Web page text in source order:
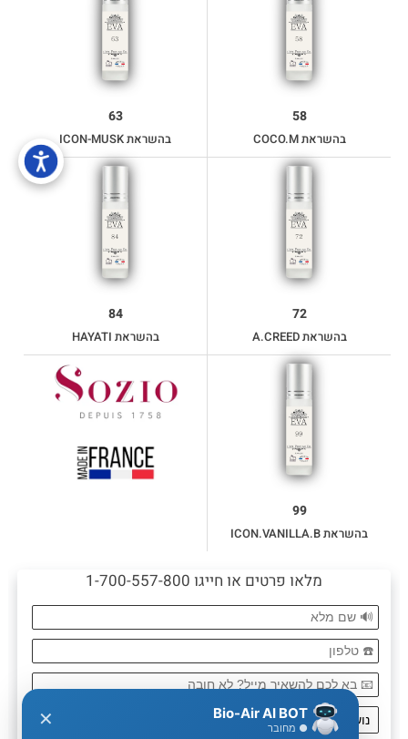
58
בהשראת COCO.M
63
בהשראת ICON-MUSK
72
בהשראת A.CREED
84
בהשראת HAYATI
99
בהשראת ICON.VANILLA.B
מלאו פרטים או חייגו 1-700-557-800
Bio-Air AI BOT
● מחובר ✕